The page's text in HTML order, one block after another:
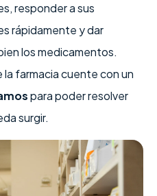
responder a sus
rápidamente y dar
los medicamentos.
farmacia cuente con un
para poder resolver
surgir.